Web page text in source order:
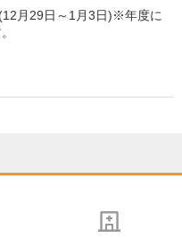
月29日～1月3日)※年度に